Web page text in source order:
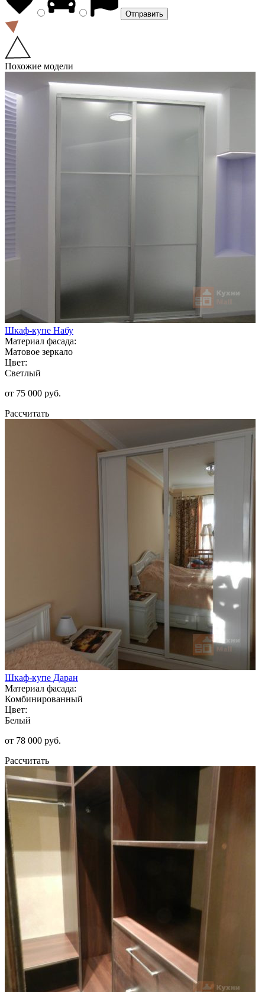
Похожие модели
Шкаф-купе Набу
Материал фасада:
Матовое зеркало
Цвет:
Светлый
от 75 000 руб.
Рассчитать
Шкаф-купе Даран
Материал фасада:
Комбинированный
Цвет:
Белый
от 78 000 руб.
Рассчитать